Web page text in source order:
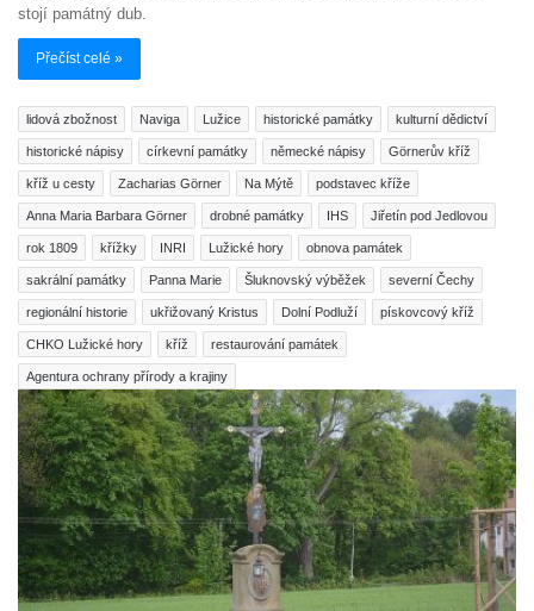
stojí památný dub.
Přečíst celé »
lidová zbožnost Naviga Lužice historické památky kulturní dědictví
historické nápisy církevní památky německé nápisy Görnerův kříž
kříž u cesty Zacharias Görner Na Mýtě podstavec kříže
Anna Maria Barbara Görner drobné památky IHS Jiřetín pod Jedlovou
rok 1809 křížky INRI Lužické hory obnova památek
sakrální památky Panna Marie Šluknovský výběžek severní Čechy
regionální historie ukřižovaný Kristus Dolní Podluží pískovcový kříž
CHKO Lužické hory kříž restaurování památek
Agentura ochrany přírody a krajiny